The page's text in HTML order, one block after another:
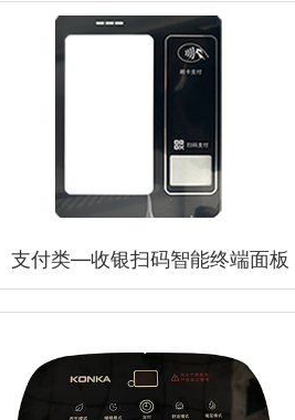
支付类—收银扫码智能终端面板